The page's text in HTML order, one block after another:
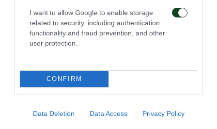
I want to allow Google to enable storage
related to security, including authentication
functionality and fraud prevention, and other
user protection.
CONFIRM
Data Deletion Data Access Privacy Policy
ΑΓΩΝΙΣΤΙΚΑ